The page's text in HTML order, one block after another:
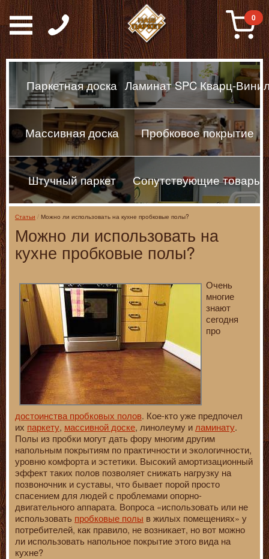
Паркет, Штучный
0
Паркетная доска Ламинат SPC Кварц-
Массивная доска Пробковое покрытие
Штучный паркет Сопутствующие товары
Статьи Можно ли использовать на кухне пробковые полы?
Можно ли использовать на
кухне пробковые полы?
Очень
многие
знают
сегодня
про
достоинства пробковых полов. Кое-кто уже предпочел
их паркету, массивной доске, линолеуму и ламинату.
Полы из пробки могут дать фору многим другим
напольным покрытиям по практичности и экологичности,
уровню комфорта и эстетики. Высокий амортизационный
эффект таких полов позволяет снижать нагрузку на
позвоночник и суставы, что бывает порой просто
спасением для людей с проблемами опорно-
двигательного аппарата. Вопроса «использовать или не
использовать пробковые полы в жилых помещениях» у
потребителей, как правило, не возникает, но вот можно
ли использовать напольное покрытие этого вида на
кухне?